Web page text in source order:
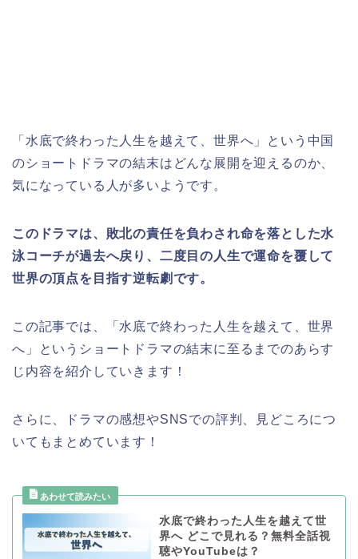
「水底で終わった人生を越えて、世界へ」という中国
のショートドラマの結末はどんな展開を迎えるのか、
気になっている人が多いようです。
このドラマは、敗北の責任を負わされ命を落とした水
泳コーチが過去へ戻り、二度目の人生で運命を覆して
世界の頂点を目指す逆転劇です。
この記事では、「水底で終わった人生を越えて、世界
へ」
というショートドラマの結末に至るまでのあらす
じ内容を紹介していきます！
さらに、ドラマの感想やSNSでの評判、見どころにつ
いてもまとめています！
水底で終わった人生を越えて世
界へ どこで見れる？無料全話視
聴やYouTubeは？